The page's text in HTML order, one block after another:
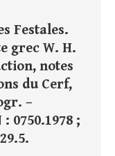
Festales.
grec W. H.
notes
du Cerf,
–
0750.1978 ;